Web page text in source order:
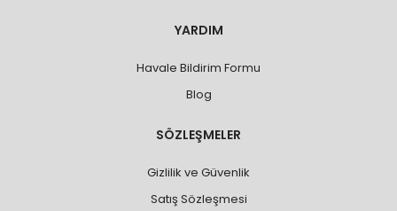
YARDIM
Havale Bildirim Formu
Blog
SÖZLEŞMELER
Gizlilik ve Güvenlik
Satış Sözleşmesi